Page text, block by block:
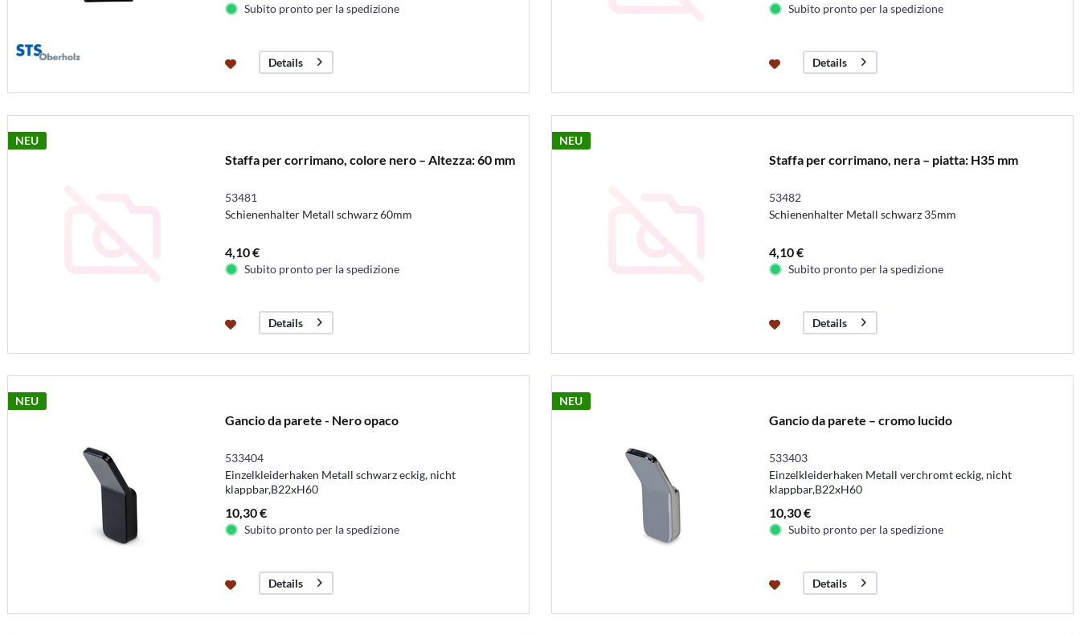
Subito pronto per la spedizione
Details
Subito pronto per la spedizione
Details
NEU
Staffa per corrimano, colore nero – Altezza: 60 mm
53481
Schienenhalter Metall schwarz 60mm
4,10 €
Subito pronto per la spedizione
Details
NEU
Staffa per corrimano, nera – piatta: H35 mm
53482
Schienenhalter Metall schwarz 35mm
4,10 €
Subito pronto per la spedizione
Details
NEU
Gancio da parete - Nero opaco
533404
Einzelkleiderhaken Metall schwarz eckig, nicht
klappbar,B22xH60
10,30 €
Subito pronto per la spedizione
Details
NEU
Gancio da parete – cromo lucido
533403
Einzelkleiderhaken Metall verchromt eckig, nicht
klappbar,B22xH60
10,30 €
Subito pronto per la spedizione
Details